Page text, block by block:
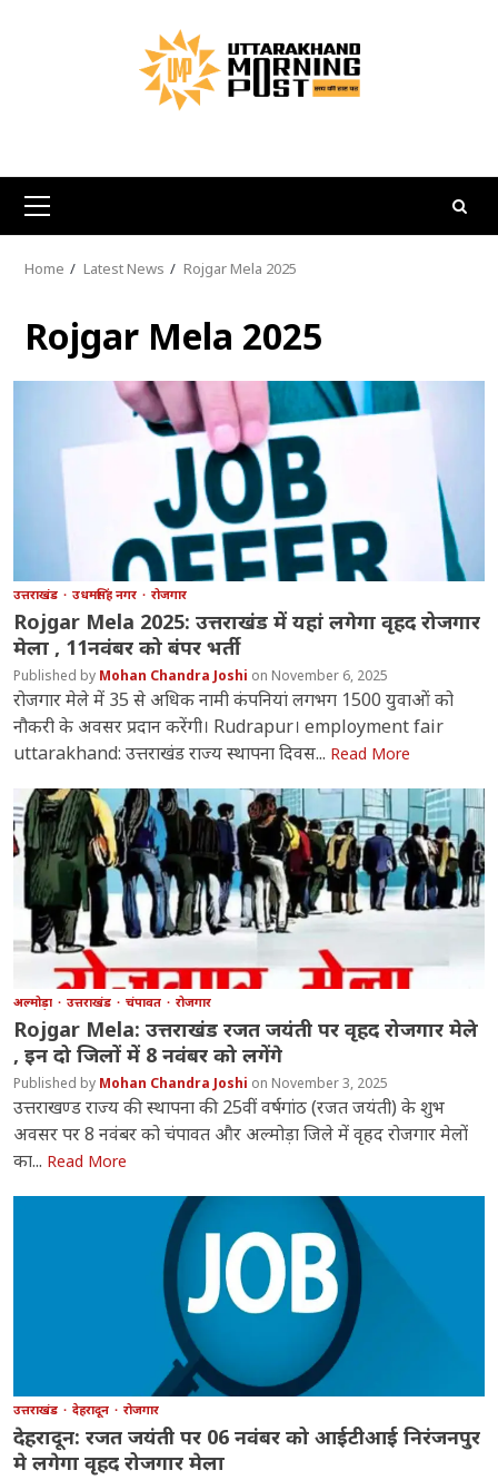
Primary
Menu
Home Latest News Rojgar Mela 2025
Rojgar Mela 2025
उत्तराखंड उधमसिंह नगर रोजगार
Rojgar Mela 2025: उत्तराखंड में यहां लगेगा वृहद रोजगार
मेला , 11नवंबर को बंपर भर्ती
Mohan Chandra Joshi November 6, 2025
रोजगार मेले में 35 से अधिक नामी कंपनियां लगभग 1500 युवाओं को
नौकरी के अवसर प्रदान करेंगी। Rudrapur। employment fair
uttarakhand: उत्तराखंड राज्य स्थापना दिवस... Read More
अल्मोड़ा उत्तराखंड चंपावत रोजगार
Rojgar Mela: उत्तराखंड रजत जयंती पर वृहद रोजगार मेले
, इन दो जिलों में 8 नवंबर को लगेंगे
Mohan Chandra Joshi November 3, 2025
उत्तराखण्ड राज्य की स्थापना की 25वीं वर्षगांठ (रजत जयंती) के शुभ
अवसर पर 8 नवंबर को चंपावत और अल्मोड़ा जिले में वृहद रोजगार मेलों
का... Read More
उत्तराखंड देहरादून रोजगार
देहरादून: रजत जयंती पर 06 नवंबर को आईटीआई निरंजनपुर
मे लगेगा वृहद रोजगार मेला